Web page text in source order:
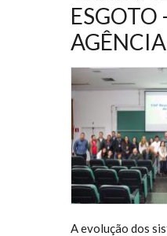
ESGOTO
A evolução dos